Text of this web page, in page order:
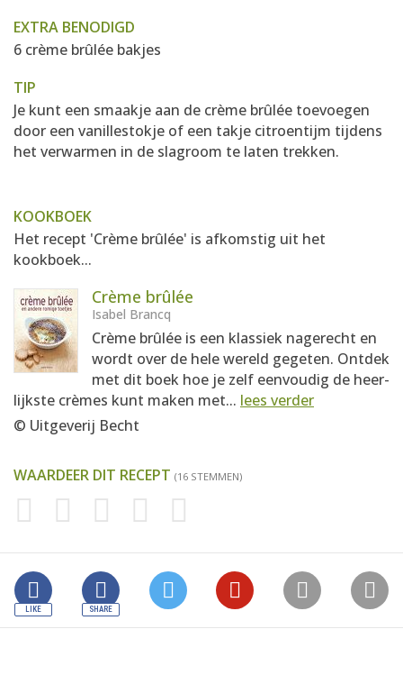
EXTRA BENODIGD
6 crème brûlée bakjes
TIP
Je kunt een smaakje aan de crème brûlée toevoegen
door een vanillestokje of een takje citroentijm tijdens
het verwarmen in de slagroom te laten trekken.
KOOKBOEK
Het recept 'Crème brûlée' is afkomstig uit het
kookboek...
Crème brûlée
Isabel Brancq
Crème brûlée is een klassiek nagerecht en
wordt over de hele wereld gegeten. Ontdek
met dit boek hoe je zelf eenvoudig de heer-
lijkste crèmes kunt maken met... lees verder
© Uitgeverij Becht
WAARDEER DIT RECEPT (16 STEMMEN)